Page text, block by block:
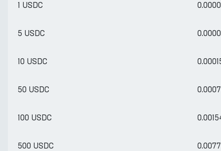
1 USDC
5 USDC
10 USDC
50 USDC
100 USDC
500 USDC